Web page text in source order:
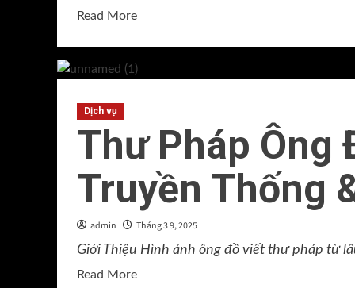
Read MoreRead
Công
B2B:
Thu
Hút
Khách
Hàng
Doanh
Nghiệp
Hiệu
Dịch vụ
Thư Pháp Ông
Truyền Thống
admin Tháng 3 9, 2025
Giới Thiệu Hình ảnh ông đồ viết thư pháp từ
Read MoreRead